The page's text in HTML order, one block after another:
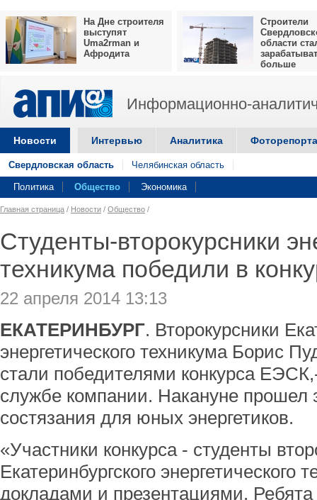
На Дне строителя
выступят
Uma2rman и
Афродита
Строители
области
больше
Информационно-
Новости Интервью Аналитика
Свердловская область Челябинская область
Политика Общество Экономика
Главная страница / Новости / Общество /
Студенты-второкурсники
техникума победили в
22 апреля 2014 13:13
ЕКАТЕРИНБУРГ. Второкурсники
энергетического техникума Борис
стали победителями конкурса
службе компании. Накануне прошел
состязания для юных энергетиков.
«Участники конкурса - студенты
Екатеринбургского энергетического
докладами и презентациями.